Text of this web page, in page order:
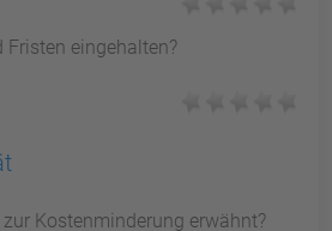
Fristen eingehalten?
Kostenminderung erwähnt?